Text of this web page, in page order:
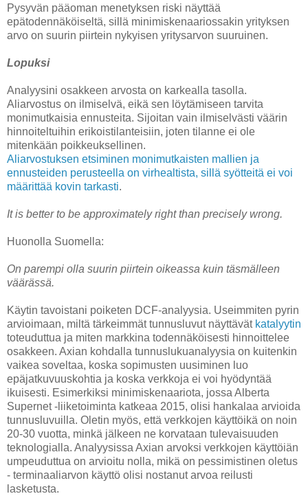
Pysyvän pääoman menetyksen riski näyttää
epätodennäköiseltä, sillä minimiskenaariossakin yrityksen
arvo on suurin piirtein nykyisen yritysarvon suuruinen.
Lopuksi
Analyysini osakkeen arvosta on karkealla tasolla.
Aliarvostus on ilmiselvä, eikä sen löytämiseen tarvita
monimutkaisia ennusteita. Sijoitan vain ilmiselvästi väärin
hinnoiteltuihin erikoistilanteisiin, joten tilanne ei ole
mitenkään poikkeuksellinen.
Aliarvostuksen etsiminen monimutkaisten mallien ja
ennusteiden perusteella on virhealtista, sillä syötteitä ei voi
määrittää kovin tarkasti.
It is better to be approximately right than precisely wrong.
Huonolla Suomella:
On parempi olla suurin piirtein oikeassa kuin täsmälleen
väärässä.
Käytin tavoistani poiketen DCF-analyysia. Useimmiten pyrin
arvioimaan, miltä tärkeimmät tunnusluvut näyttävät katalyytin
toteuduttua ja miten markkina todennäköisesti hinnoittelee
osakkeen. Axian kohdalla tunnuslukuanalyysia on kuitenkin
vaikea soveltaa, koska sopimusten uusiminen luo
epäjatkuvuuskohtia ja koska verkkoja ei voi hyödyntää
ikuisesti. Esimerkiksi minimiskenaariota, jossa Alberta
Supernet -liiketoiminta katkeaa 2015, olisi hankalaa arvioida
tunnusluvuilla. Oletin myös, että verkkojen käyttöikä on noin
20-30 vuotta, minkä jälkeen ne korvataan tulevaisuuden
teknologialla. Analyysissa Axian arvoksi verkkojen käyttöiän
umpeuduttua on arvioitu nolla, mikä on pessimistinen oletus
- terminaaliarvon käyttö olisi nostanut arvoa reilusti
lasketusta.